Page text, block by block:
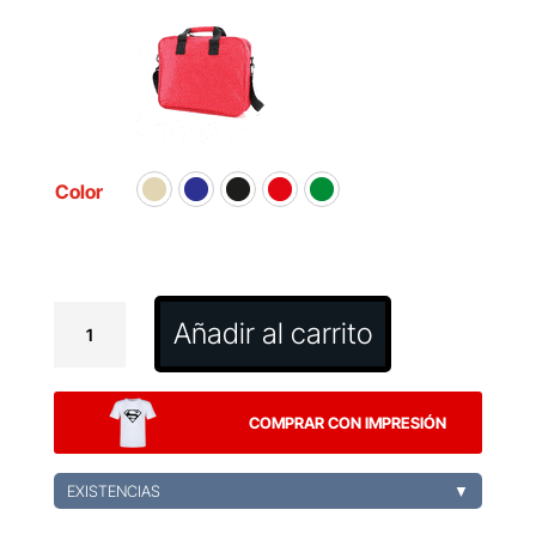
Color
Amazon
Añadir al carrito
COMPRAR CON IMPRESIÓN
EXISTENCIAS ▼